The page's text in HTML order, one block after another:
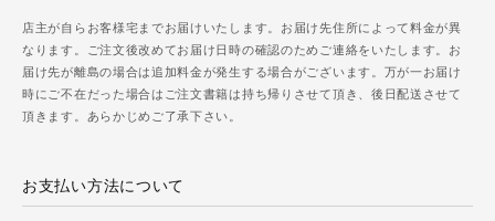
店主が自らお客様宅までお届けいたします。お届け先住所によって料金が異
なります。ご注文後改めてお届け日時の確認のためご連絡をいたします。お
届け先が離島の場合は追加料金が発生する場合がございます。万が一お届け
時にご不在だった場合はご注文書籍は持ち帰りさせて頂き、後日配送させて
頂きます。あらかじめご了承下さい。
お支払い方法について